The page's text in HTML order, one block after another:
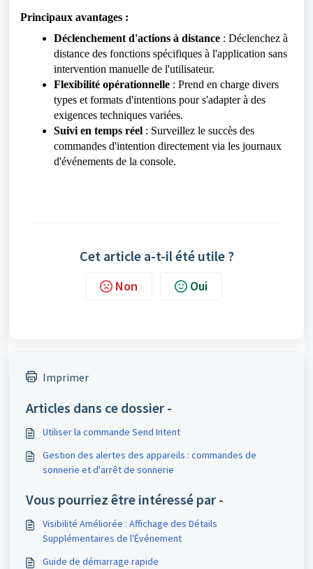
Principaux avantages :
Déclenchement d'actions à distance : Déclenchez à
distance des fonctions spécifiques à l'application sans
intervention manuelle de l'utilisateur.
Flexibilité opérationnelle : Prend en charge divers
types et formats d'intentions pour s'adapter à des
exigences techniques variées.
Suivi en temps réel : Surveillez le succès des
commandes d'intention directement via les journaux
d'événements de la console.
Cet article a-t-il été utile ?
Non Oui
Imprimer
Articles dans ce dossier -
Utiliser la commande Send Intent
Gestion des alertes des appareils : commandes de
sonnerie et d'arrêt de sonnerie
Vous pourriez être intéressé par -
Visibilité Améliorée : Affichage des Détails
Supplémentaires de l'Événement
Guide de démarrage rapide